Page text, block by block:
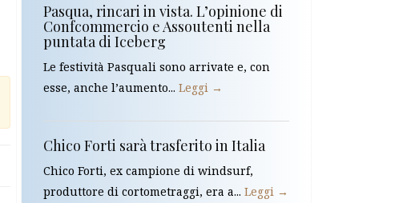
Pasqua, rincari in vista. L’opinione di
Confcommercio e Assoutenti nella
puntata di Iceberg
Le festività Pasquali sono arrivate e, con
esse, anche l’aumento... Leggi →
Chico Forti sarà trasferito in Italia
Chico Forti, ex campione di windsurf,
produttore di cortometraggi, era a... Leggi →